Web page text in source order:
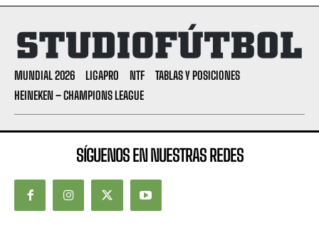
MUNDIAL 2026 LIGAPRO NTF
TABLAS Y POSICIONES
HEINEKEN – CHAMPIONS LEAGUE
SÍGUENOS EN NUESTRAS REDES